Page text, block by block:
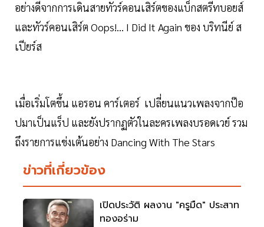
อย่างดีจากการเดินสายทัวร์คอนเสิร์ตของแบ็กสตรีทบอยส์
และทัวร์คอนเสิร์ต Oops!... I Did It Again ของ บริทนีย์ ส
เปียร์ส
เมื่อเริ่มโตขึ้น แอรอน คาร์เตอร์ เปลี่ยนแนวเพลงจากป๊อ
ปมาเป็นแร็ป และยังปรากฏตัวในละครเพลงบรอดเวย์ รวม
ถึงรายการแข่งเต้นอย่าง Dancing With The Stars
ข่าวที่เกี่ยวข้อง
เปิดประวัติ ผลงาน "ครูมืด" ประสาท
ทองอร่าม